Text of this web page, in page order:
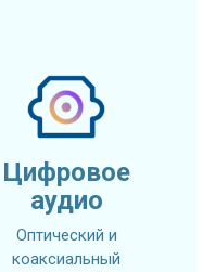
Цифровое
аудио
Оптический и
коаксиальный